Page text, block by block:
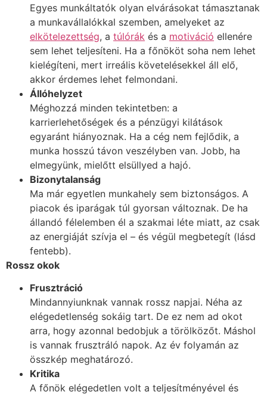
Egyes munkáltatók olyan elvárásokat támasztanak
a munkavállalókkal szemben, amelyeket az
elkötelezettség, a túlórák és a motiváció ellenére
sem lehet teljesíteni. Ha a főnököt soha nem lehet
kielégíteni, mert irreális követelésekkel áll elő,
akkor érdemes lehet felmondani.
Állóhelyzet
Méghozzá minden tekintetben: a
karrierlehetőségek és a pénzügyi kilátások
egyaránt hiányoznak. Ha a cég nem fejlődik, a
munka hosszú távon veszélyben van. Jobb, ha
elmegyünk, mielőtt elsüllyed a hajó.
Bizonytalanság
Ma már egyetlen munkahely sem biztonságos. A
piacok és iparágak túl gyorsan változnak. De ha
állandó félelemben él a szakmai léte miatt, az csak
az energiáját szívja el – és végül megbetegít (lásd
fentebb).
Rossz okok
Frusztráció
Mindannyiunknak vannak rossz napjai. Néha az
elégedetlenség sokáig tart. De ez nem ad okot
arra, hogy azonnal bedobjuk a törölközőt. Máshol
is vannak frusztráló napok. Az év folyamán az
összkép meghatározó.
Kritika
A főnök elégedetlen volt a teljesítményével és